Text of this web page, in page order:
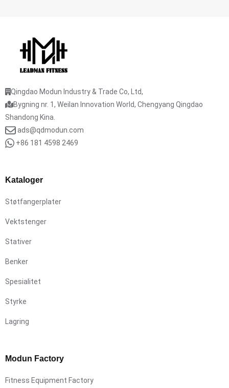
Qingdao Modun Industry & Trade Co, Ltd,
Bygning nr. 1, Weilan Innovation World, Chengyang Qingdao
Shandong Kina.
ads@qdmodun.com
+86 181 4598 2469
Kataloger
Støtfangerplater
Vektstenger
Stativer
Benker
Spesialitet
Styrke
Lagring
Modun Factory
Fitness Equipment Factory